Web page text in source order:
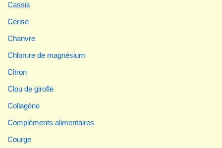
Cassis
Cerise
Chanvre
Chlorure de magnésium
Citron
Clou de girofle
Collagène
Compléments alimentaires
Courge